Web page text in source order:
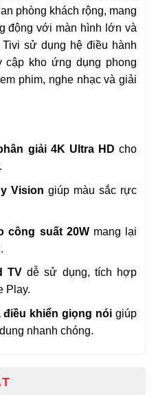
phòng khách rộng, mang
động với màn hình lớn và
sử dụng hệ điều hành
cập kho ứng dụng phong
phim, nghe nhạc và giải
giải 4K Ultra HD cho
Vision giúp màu sắc rực
công suất 20Wmang lại
TVdễ sử dụng, tích hợp
Play.
điều khiển giọng nói giúp
nhanh chóng.